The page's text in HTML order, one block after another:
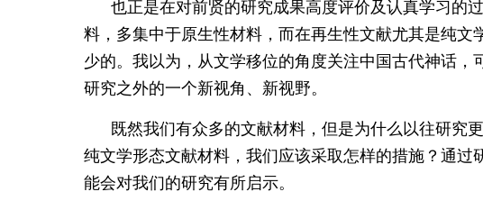
也正是在对前贤的研究成果高度评价及认真学习的
料，多集中于原生性材料，而在再生性文献尤其是纯
少的。我以为，从文学移位的角度关注中国古代神话
研究之外的一个新视角、新视野。
既然我们有众多的文献材料，但是为什么以往研究
纯文学形态文献材料，我们应该采取怎样的措施？通
能会对我们的研究有所启示。